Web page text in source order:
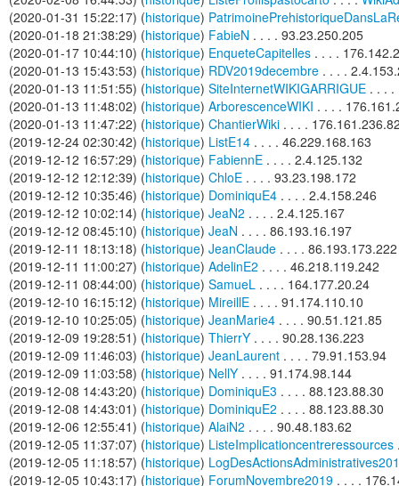
(2020-01-31 15:22:17) (historique)
(2020-01-18 21:38:29) (historique) FabieN . . . . 93.23.250.205
(2020-01-17 10:44:10) (historique) EnqueteCapitelles . . . .
(2020-01-13 15:43:53) (historique) RDV2019decembre . . . .
(2020-01-13 11:51:55) (historique) SiteInternetWIKIGARRIGUE . . . .
(2020-01-13 11:48:02) (historique) ArborescenceWIKI . . . .
(2020-01-13 11:47:22) (historique) ChantierWiki . . . .
(2019-12-24 02:30:42) (historique) ListE14 . . . . 46.229.168.163
(2019-12-12 16:57:29) (historique) FabiennE . . . . 2.4.125.132
(2019-12-12 12:12:39) (historique) ChloE . . . . 93.23.198.172
(2019-12-12 10:35:46) (historique) DominiquE4 . . . . 2.4.158.246
(2019-12-12 10:02:14) (historique) JeaN2 . . . . 2.4.125.167
(2019-12-12 08:45:10) (historique) JeaN . . . . 86.193.16.197
(2019-12-11 18:13:18) (historique) JeanClaude . . . . 86.193.173.222
(2019-12-11 11:00:27) (historique) AdelinE2 . . . . 46.218.119.242
(2019-12-11 08:44:00) (historique) SamueL . . . . 164.177.20.24
(2019-12-10 16:15:12) (historique) MireillE . . . . 91.174.110.10
(2019-12-10 10:25:05) (historique) JeanMarie4 . . . . 90.51.121.85
(2019-12-09 19:28:51) (historique) ThierrY . . . . 90.28.136.223
(2019-12-09 11:46:03) (historique) JeanLaurent . . . . 79.91.153.94
(2019-12-09 11:03:58) (historique) NellY . . . . 91.174.98.144
(2019-12-08 14:43:20) (historique) DominiquE3 . . . . 88.123.88.30
(2019-12-08 14:43:01) (historique) DominiquE2 . . . . 88.123.88.30
(2019-12-06 12:55:41) (historique) AlaiN2 . . . . 90.48.183.62
(2019-12-05 11:37:07) (historique) ListeImplicationcentreressources
(2019-12-05 11:18:57) (historique)
(2019-12-05 10:43:17) (historique) ForumNovembre2019 . . . .